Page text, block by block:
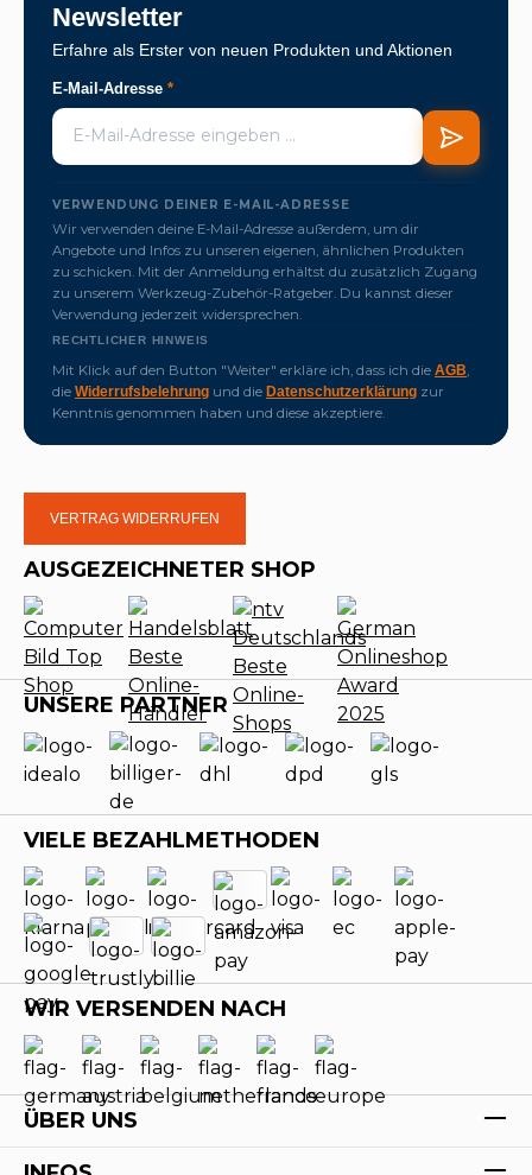
Newsletter
Erfahre als Erster von neuen Produkten und Aktionen
E-Mail-Adresse *
VERWENDUNG DEINER E-MAIL-ADRESSE
Wir verwenden deine E-Mail-Adresse außerdem, um dir
Angebote und Infos zu unseren eigenen, ähnlichen Produkten
zu schicken. Mit der Anmeldung erhältst du zusätzlich Zugang
zu unserem Werkzeug-Zubehör-Ratgeber. Du kannst dieser
Verwendung jederzeit widersprechen.
RECHTLICHER HINWEIS
Mit Klick auf den Button "Weiter" erkläre ich, dass ich die AGB
die Widerrufsbelehrung und die Datenschutzerklärung zur
Kenntnis genommen haben und diese akzeptiere.
VERTRAG WIDERRUFEN
AUSGEZEICHNETER SHOP
UNSERE PARTNER
VIELE BEZAHLMETHODEN
WIR VERSENDEN NACH
ÜBER UNS